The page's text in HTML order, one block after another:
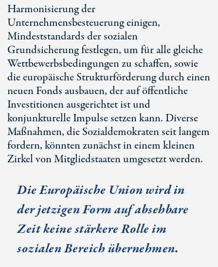
Harmonisierung der
Unternehmensbesteuerung einigen,
Mindeststandards der sozialen
Grundsicherung festlegen, um für alle gleiche
Wettbewerbsbedingungen zu schaffen, sowie
die europäische Strukturförderung durch einen
neuen Fonds ausbauen, der auf öffentliche
Investitionen ausgerichtet ist und
konjunkturelle Impulse setzen kann. Diverse
Maßnahmen, die Sozialdemokraten seit langem
fordern, könnten zunächst in einem kleinen
Zirkel von Mitgliedstaaten umgesetzt werden.
Die Europäische Union wird in
der jetzigen Form auf absehbare
Zeit keine stärkere Rolle im
sozialen Bereich übernehmen.